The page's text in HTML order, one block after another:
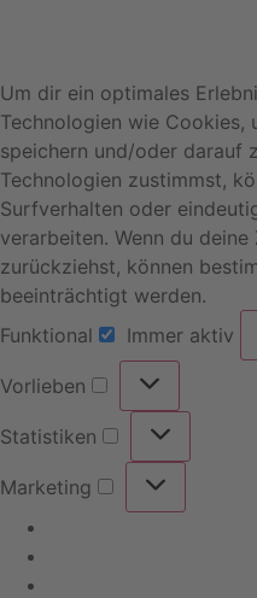
Um dir ein optimales
Technologien wie Cookies,
speichern und/oder darauf
Technologien zustimmst,
Surfverhalten oder
verarbeiten. Wenn du
zurückziehst, können
beeinträchtigt werden.
Funktional
Immer aktiv
Vorlieben
Statistiken
Marketing